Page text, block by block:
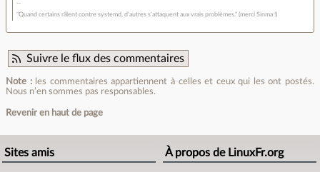
"Quand certains râlent contre systemd, d'autres s'attaquent aux vrais problèmes." (merci Sinma !)
Suivre le flux des commentaires
Note :les commentaires appartiennent à celles et ceux qui les ont postés.
Nous n’en sommes pas responsables.
Revenir en haut de page
Sites amis À propos de LinuxFr.org